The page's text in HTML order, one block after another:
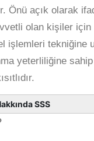
Önü açık olarak
olan kişiler
işlemleri tekniğine
yeterliliğine
SSS